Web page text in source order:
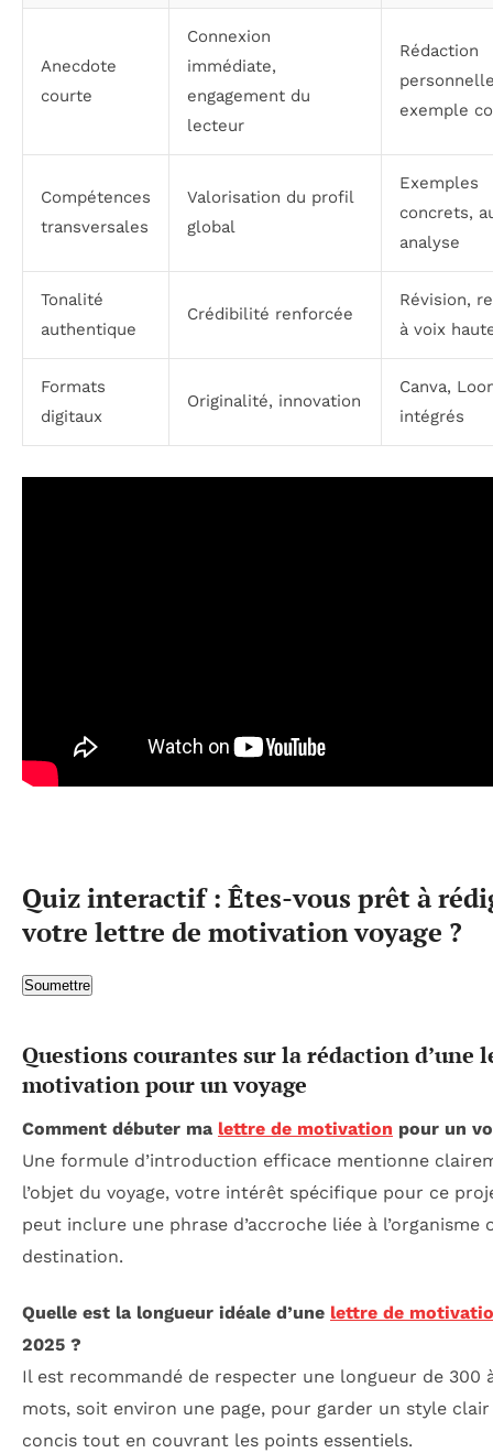
Anecdote
courte
Connexion
immédiate,
engagement du
lecteur
Rédaction
exemple
Compétences
transversales
Valorisation du profil
global
Exemples
concrets,
analyse
Tonalité
authentique
Crédibilité renforcée
Révision,
à voix
Formats
digitaux
Originalité, innovation
Canva,
intégrés
Quiz interactif : Êtes-vous prêt à
votre lettre de motivation voyage ?
Soumettre
Questions courantes sur la rédaction d’une
motivation pour un voyage
Comment débuter ma lettre de motivation pour un
Une formule d’introduction efficace mentionne
l’objet du voyage, votre intérêt spécifique pour ce
peut inclure une phrase d’accroche liée à l’organisme
destination.
Quelle est la longueur idéale d’une lettre de
2025 ?
Il est recommandé de respecter une longueur de 300
mots, soit environ une page, pour garder un style
concis tout en couvrant les points essentiels.